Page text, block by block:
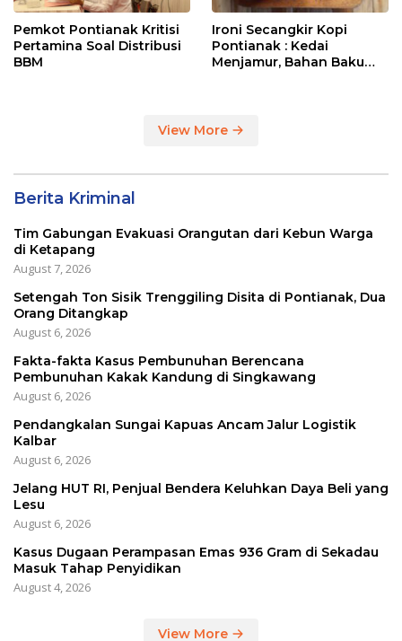
Pemkot Pontianak Kritisi
Pertamina Soal Distribusi
BBM
Ironi Secangkir Kopi
Pontianak : Kedai
Menjamur, Bahan Baku
View More
Berita Kriminal
Tim Gabungan Evakuasi Orangutan dari Kebun Warga
di Ketapang
August 7, 2026
Setengah Ton Sisik Trenggiling Disita di Pontianak, Dua
Orang Ditangkap
August 6, 2026
Fakta-fakta Kasus Pembunuhan Berencana
Pembunuhan Kakak Kandung di Singkawang
August 6, 2026
Pendangkalan Sungai Kapuas Ancam Jalur Logistik
Kalbar
August 6, 2026
Jelang HUT RI, Penjual Bendera Keluhkan Daya Beli yang
Lesu
August 6, 2026
Kasus Dugaan Perampasan Emas 936 Gram di Sekadau
Masuk Tahap Penyidikan
August 4, 2026
View More